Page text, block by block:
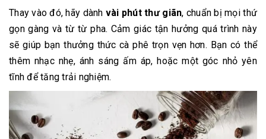
Thay vào đó, hãy dành vài phút thư giãn, chuẩn bị mọi thứ
gọn gàng và từ từ pha. Cảm giác tận hưởng quá trình này
sẽ giúp bạn thưởng thức cà phê trọn vẹn hơn. Bạn có thể
thêm nhạc nhẹ, ánh sáng ấm áp, hoặc một góc nhỏ yên
tĩnh để tăng trải nghiệm.